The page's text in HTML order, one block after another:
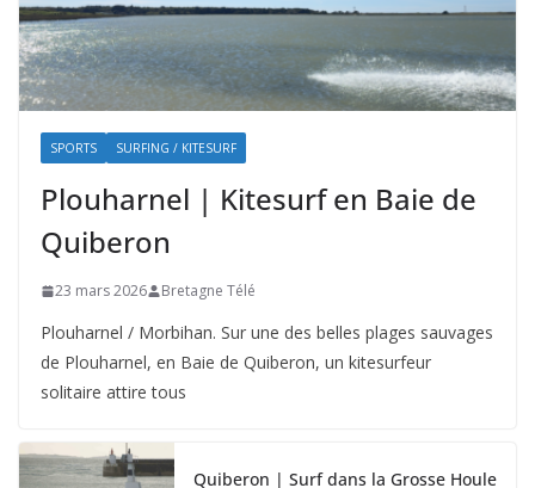
SPORTS SURFING / KITESURF
Plouharnel | Kitesurf en Baie de
Quiberon
23 mars 2026 Bretagne Télé
Plouharnel / Morbihan. Sur une des belles plages sauvages
de Plouharnel, en Baie de Quiberon, un kitesurfeur
solitaire attire tous